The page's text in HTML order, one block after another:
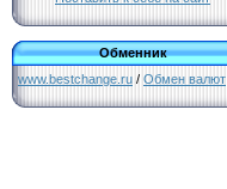
Обменник
www.bestchange.ru / Обмен валют